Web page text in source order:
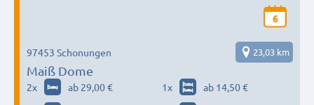
6
Maiß Dome
97453 Schonungen 23,03 km
2x ab 29,00 € 1x
ab 14,50 €